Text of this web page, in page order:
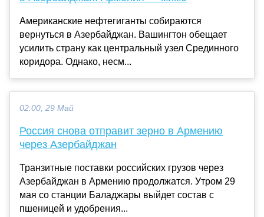
Американские нефтегиганты собираются
вернуться в Азербайджан. Вашингтон обещает
усилить страну как центральный узел Срединного
коридора. Однако, несм...
02:00, 29 Май
Россия снова отправит зерно в Армению
через Азербайджан
Транзитные поставки российских грузов через
Азербайджан в Армению продолжатся. Утром 29
мая со станции Баладжары выйдет состав с
пшеницей и удобрения...